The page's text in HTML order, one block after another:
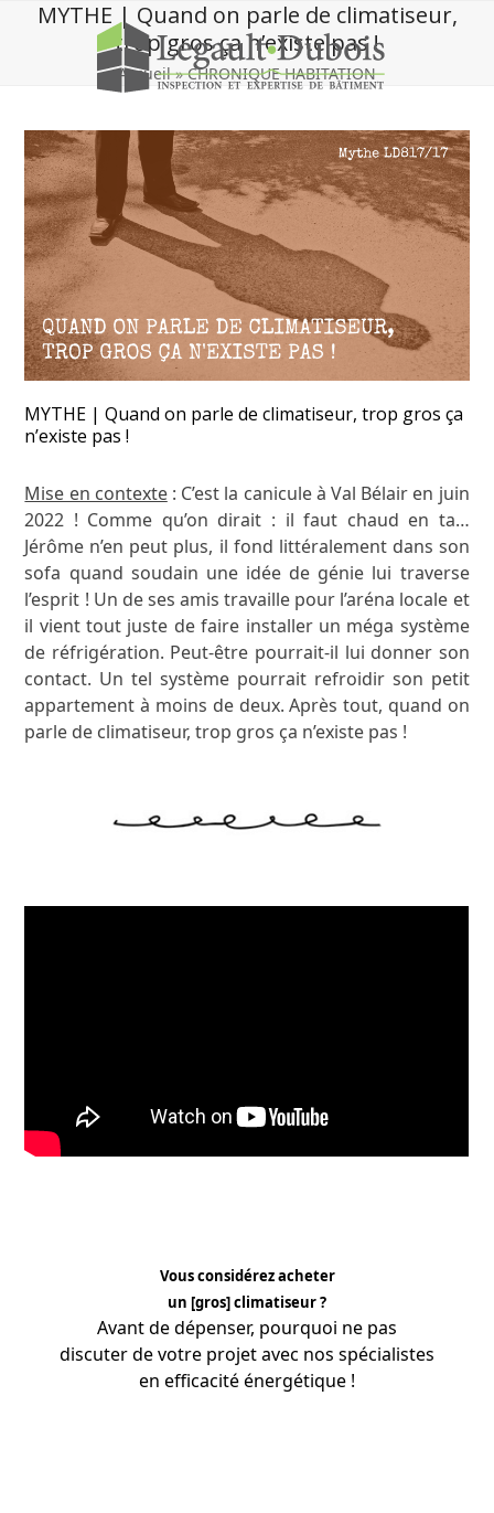
MYTHE | Quand on parle de climatiseur,
trop gros ça n’existe pas !
Accueil»CHRONIQUE HABITATION
MYTHE | Quand on parle de climatiseur, trop gros ça
n’existe pas !
Mise en contexte: C’est la canicule à Val Bélair en juin
2022 ! Comme qu’on dirait : il faut chaud en ta…
Jérôme n’en peut plus, il fond littéralement dans son
sofa quand soudain une idée de génie lui traverse
l’esprit ! Un de ses amis travaille pour l’aréna locale et
il vient tout juste de faire installer un méga système
de réfrigération. Peut-être pourrait-il lui donner son
contact. Un tel système pourrait refroidir son petit
appartement à moins de deux. Après tout, quand on
parle de climatiseur, trop gros ça n’existe pas !
Vous considérez acheter
un [gros] climatiseur ?
Avant de dépenser, pourquoi ne pas
discuter de votre projet avec nos spécialistes
en efficacité énergétique !